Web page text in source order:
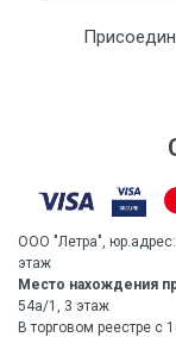
ООО "Летра",
этаж
Место нахождения
54а/1, 3 этаж
В торговом реестре с